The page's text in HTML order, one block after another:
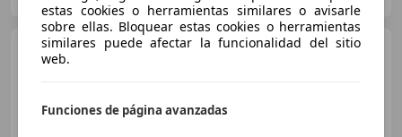
BMW 320320dA
estas cookies o herramientas similares o avisarle
sobre ellas. Bloquear estas cookies o herramientas
similares puede afectar la funcionalidad del sitio
web.
Funciones de página avanzadas